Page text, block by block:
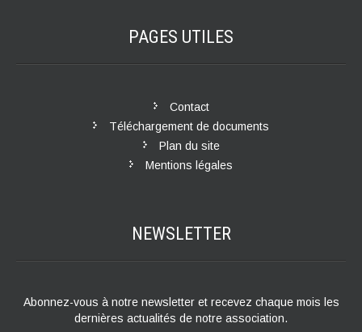
PAGES UTILES
Contact
Téléchargement de documents
Plan du site
Mentions légales
NEWSLETTER
Abonnez-vous à notre newsletter et recevez chaque mois les
dernières actualités de notre association.